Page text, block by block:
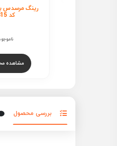
کد 478
مشاهده
بررسی محصول